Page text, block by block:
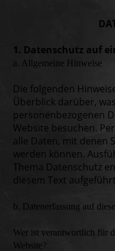
1. Datenschutz auf
a. Allgemeine Hinweise
Die folgenden
Überblick darüber,
personenbezogenen
Website besuchen.
alle Daten, mit denen
werden können.
Thema Datenschutz
diesem Text
b. Datenerfassung auf
Wer ist verantwortlich für
Website?